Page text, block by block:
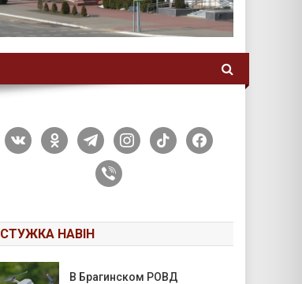
vkontakteodnoklassniki
telegraminstagram
tiktok facebook
viber
СТУЖКА НАВІН
В Брагинском РОВД